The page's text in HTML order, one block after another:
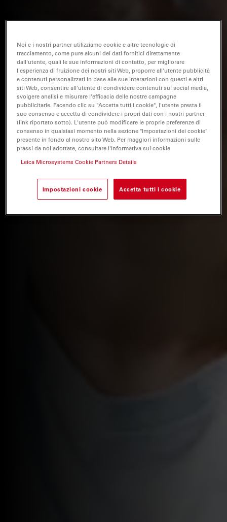
Noi e i nostri partner utilizziamo cookie e altre tecnologie di
tracciamento, come pure alcuni dei dati fornitici direttamente
dall'utente, quali le sue informazioni di contatto, per migliorare
l'esperienza di fruizione dei nostri siti Web, proporre all'utente pubblicità
e contenuti personalizzati in base alle sue interazioni con questi e altri
siti Web, consentire all'utente di condividere contenuti sui social media,
svolgere analisi e misurare l'efficacia delle nostre campagne
pubblicitarie. Facendo clic su "Accetta tutti i cookie", l'utente presta il
suo consenso e accetta di condividere i propri dati con i nostri partner
(link riportato sotto). L'utente può modificare le proprie preferenze di
consenso in qualsiasi momento nella sezione "Impostazioni dei cookie"
presente in fondo al nostro sito Web. Per maggiori informazioni sulle
prassi da noi adottate, consultare l'Informativa sui cookie
Leica Microsystems Cookie Partners Details
Impostazioni cookie Accetta tutti i cookie